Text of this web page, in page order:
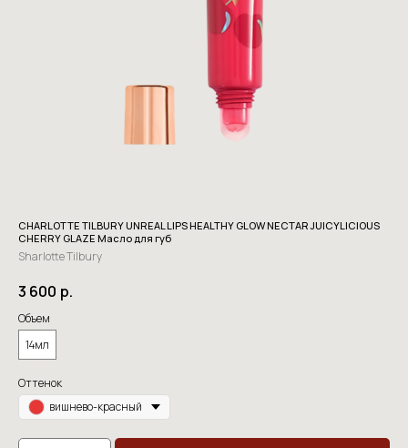
CHARLOTTE TILBURY UNREAL LIPS HEALTHY GLOW NECTAR JUICYLICIOUS
CHERRY GLAZE Масло для губ
Sharlotte Tilbury
3 600 р.
Объем
14мл
Оттенок
вишнево-красный